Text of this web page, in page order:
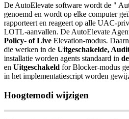
De AutoElevate software wordt de "
genoemd en wordt op elke computer geï
rapporteert en reageert op alle UAC-
LOTL-aanvallen. De AutoElevate
Policy- of Live Elevation-modus.
die werken in de Uitgeschakelde,
installatie worden agents standaard in de
en Uitgeschakeld for Blocker-modus
in het implementatiescript worden
Hoogtemodi wijzigen